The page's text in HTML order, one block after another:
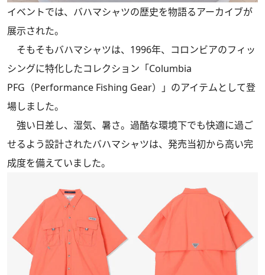
イベントでは、バハマシャツの歴史を物語るアーカイブが
展示された。
そもそもバハマシャツは、1996年、コロンビアのフィッ
シングに特化したコレクション「Columbia
PFG（Performance Fishing Gear）」のアイテムとして登
場しました。
強い日差し、湿気、暑さ。過酷な環境下でも快適に過ご
せるよう設計されたバハマシャツは、発売当初から高い完
成度を備えていました。